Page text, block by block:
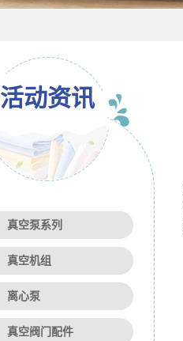
活动资讯
真空泵系列
真空机组
离心泵
真空阀门配件